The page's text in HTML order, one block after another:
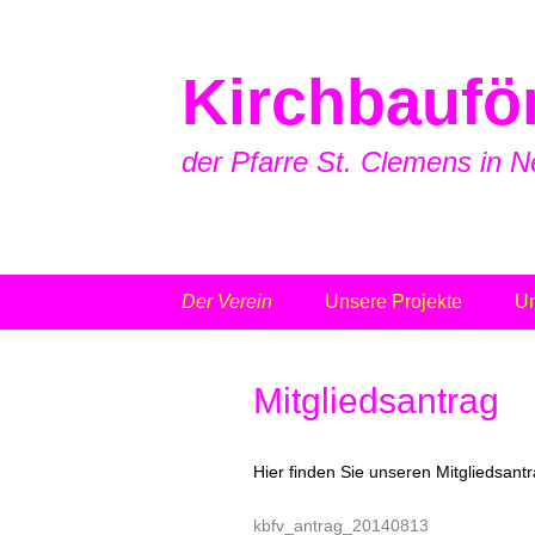
der Pfarre St. Clemens in
Inhalt
springen
Der Verein
Mitgliedsantrag
Datenschutzerklärung
Unsere Projekte
Bibliothek
Offene Kirche
Kirchenfenster
Mitgliedsantrag
Hier finden Sie unseren
kbfv_antrag_20140813